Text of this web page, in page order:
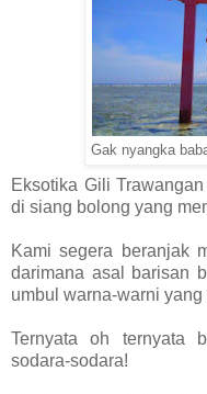
Gak nyangka
Eksotika Gili
di siang bolong yang
Kami segera beranjak
darimana asal barisan
umbul warna-warni
Ternyata oh ternyata
sodara-sodara!